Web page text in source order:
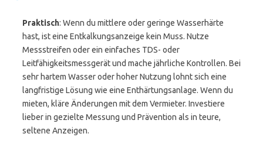
Praktisch: Wenn du mittlere oder geringe Wasserhärte
hast, ist eine Entkalkungsanzeige kein Muss. Nutze
Messstreifen oder ein einfaches TDS- oder
Leitfähigkeitsmessgerät und mache jährliche Kontrollen. Bei
sehr hartem Wasser oder hoher Nutzung lohnt sich eine
langfristige Lösung wie eine Enthärtungsanlage. Wenn du
mieten, kläre Änderungen mit dem Vermieter. Investiere
lieber in gezielte Messung und Prävention als in teure,
seltene Anzeigen.